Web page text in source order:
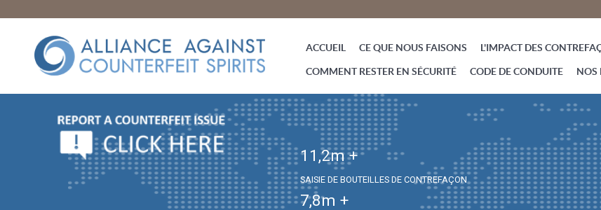
ACCUEIL CE QUE NOUS FAISONS L'IMPACT DES
COMMENT RESTER EN SÉCURITÉ CODE DE CONDUITE NOS
11,2m +
SAISIE DE BOUTEILLES DE CONTREFAÇON
7,8m +